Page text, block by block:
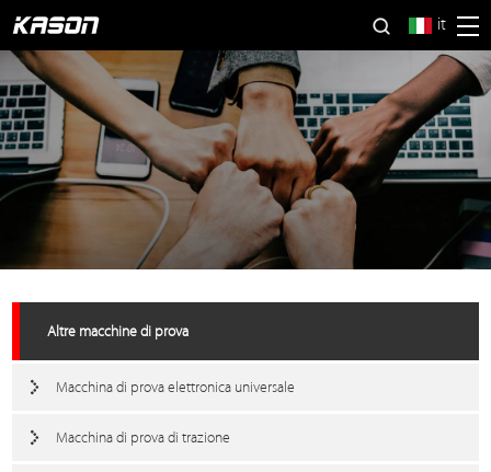
it
Altre macchine di prova
Macchina di prova elettronica universale
Macchina di prova di trazione